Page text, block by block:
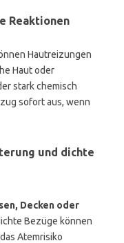
Reaktionen
Hautreizungen
Haut oder
stark chemisch
sofort aus, wenn
und dichte
Decken oder
Bezüge können
Atemrisiko